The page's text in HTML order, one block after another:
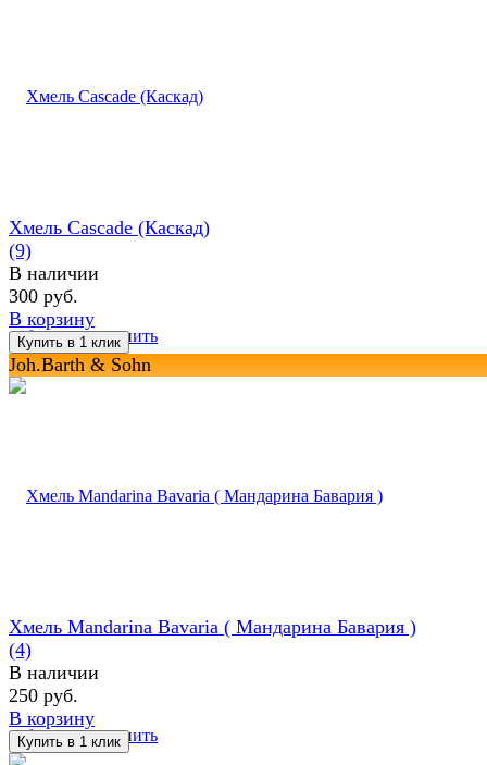
избранное сравнить
Хмель Cascade (Каскад)
(9)
В наличии
300 руб.
В корзину
Joh.Barth & Sohn
избранное сравнить
Хмель Mandarina Bavaria ( Maндарина Бавария )
(4)
В наличии
250 руб.
В корзину